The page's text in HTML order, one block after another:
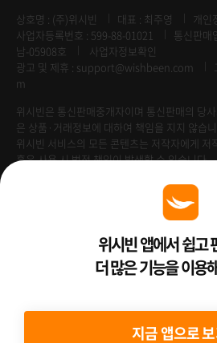
상호명 : (주)위시빈 대표 : 최주영
개인
사업자등록번호 : 599-88-01021
통신판매
남-05908호
사업자정보확인
광고 및 제휴 : support@wishbeen.com
m
위시빈은 통신판매중개자이며 통신판매의 당
은 상품·거래정보에 대하여 책임을 지지 않습니
위시빈 서비스의 모든 콘텐츠는 저작자에게 저
혹은 사용 시 법적 책임이 발생할 수 있습니다.
Venture Enterprise위시빈 앱에서 쉽고
더 많은 기능을 이용
지금 앱으로